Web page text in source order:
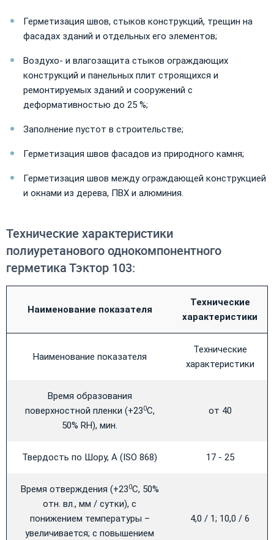
Герметизация швов, стыков конструкций, трещин на
фасадах зданий и отдельных его элементов;
Воздухо- и влагозащита стыков ограждающих
конструкций и панельных плит строящихся и
ремонтируемых зданий и сооружений с
деформативностью до 25 %;
Заполнение пустот в строительстве;
Герметизация швов фасадов из природного камня;
Герметизация швов между ограждающей конструкцией
и окнами из дерева, ПВХ и алюминия.
Технические характеристики
полиуретанового однокомпонентного
герметика Тэктор 103:
Наименование показателя
Технические
характеристики
Наименование показателя
Технические
характеристики
Время образования
поверхностной пленки (+230С,
50% RH), мин.
от 40
Твердость по Шору, А (ISO 868) 17 - 25
Время отверждения (+230С, 50%
отн. вл., мм / сутки), с
понижением температуры –
увеличивается; с повышением
4,0 / 1; 10,0 / 6